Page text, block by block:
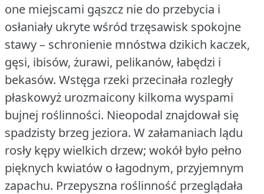
one miejscami gąszcz nie do przebycia i
osłaniały ukryte wśród trzęsawisk spokojne
stawy – schronienie mnóstwa dzikich kaczek,
gęsi, ibisów, żurawi, pelikanów, łabędzi i
bekasów. Wstęga rzeki przecinała rozległy
płaskowyż urozmaicony kilkoma wyspami
bujnej roślinności. Nieopodal znajdował się
spadzisty brzeg jeziora. W załamaniach lądu
rosły kępy wielkich drzew; wokół było pełno
pięknych kwiatów o łagodnym, przyjemnym
zapachu. Przepyszna roślinność przeglądała